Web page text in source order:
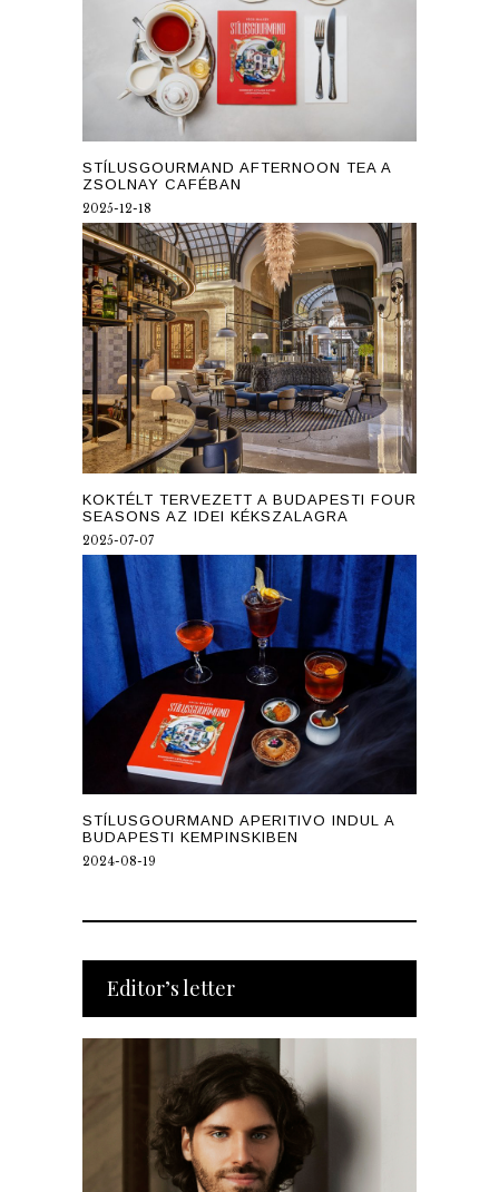
STÍLUSGOURMAND AFTERNOON TEA A
ZSOLNAY CAFÉBAN
2025-12-18
KOKTÉLT TERVEZETT A BUDAPESTI FOUR
SEASONS AZ IDEI KÉKSZALAGRA
2025-07-07
STÍLUSGOURMAND APERITIVO INDUL A
BUDAPESTI KEMPINSKIBEN
2024-08-19
Editor’s letter